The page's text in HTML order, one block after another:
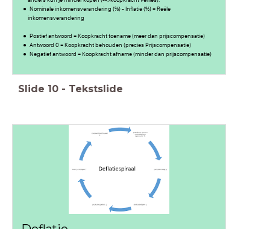
Nominale inkomensverandering (%) - Inflatie (%) = Reële
inkomensverandering
Postief antwoord = Koopkracht toename (meer dan prijscompensatie)
Antwoord 0 = Koopkracht behouden (precies Prijscompensatie)
Negatief antwoord = Koopkracht afname (minder dan prijscompensatie)
Slide 10 - Tekstslide